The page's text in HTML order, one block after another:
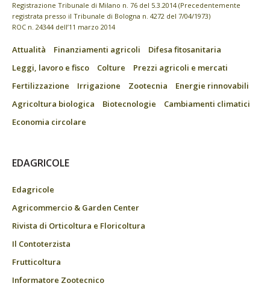
Registrazione Tribunale di Milano n. 76 del 5.3.2014 (Precedentemente
registrata presso il Tribunale di Bologna n. 4272 del 7/04/1973)
ROC n. 24344 dell’11 marzo 2014
Attualità Finanziamenti agricoli
Difesa fitosanitaria
Leggi, lavoro e fisco
Colture
Prezzi agricoli e mercati
Fertilizzazione
Irrigazione Zootecnia
Energie rinnovabili
Agricoltura biologica
Biotecnologie
Cambiamenti climatici
Economia circolare
EDAGRICOLE
Edagricole
Agricommercio & Garden Center
Rivista di Orticoltura e Floricoltura
Il Contoterzista
Frutticoltura
Informatore Zootecnico